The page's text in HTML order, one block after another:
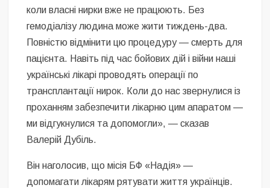
коли власні нирки вже не працюють. Без
гемодіалізу людина може жити тиждень-два.
Повністю відмінити цю процедуру — смерть для
пацієнта. Навіть під час бойових дій і війни наші
українські лікарі проводять операції по
трансплантації нирок. Коли до нас звернулися із
проханням забезпечити лікарню цим апаратом —
ми відгукнулися та допомогли», — сказав
Валерій Дубіль.
Він наголосив, що місія БФ «Надія» —
допомагати лікарям рятувати життя українців.